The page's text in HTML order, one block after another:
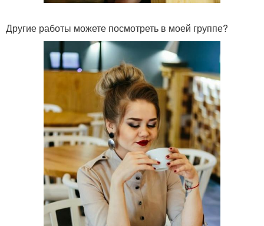
Другие работы можете посмотреть в моей группе?